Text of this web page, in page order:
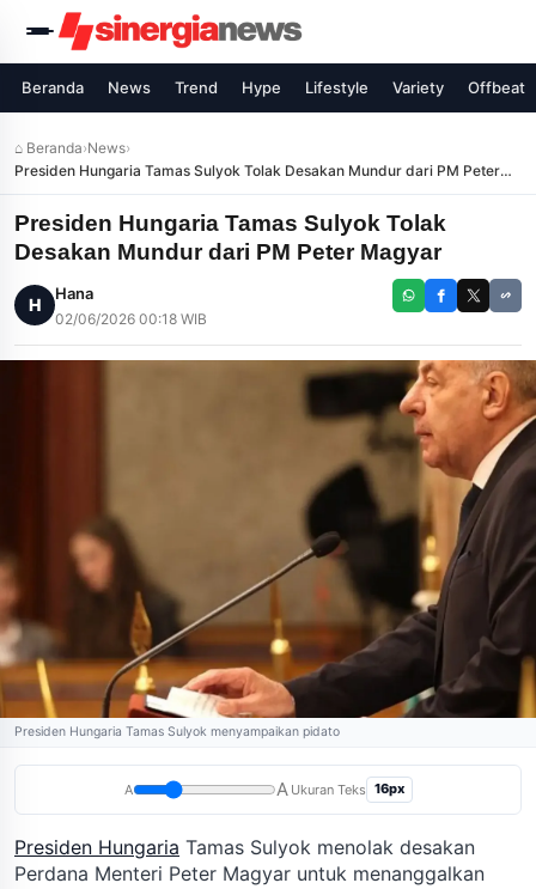
Beranda News Trend Hype Lifestyle Variety Offbeat
⌂ Beranda›News›
Presiden Hungaria Tamas Sulyok Tolak Desakan Mundur dari PM Peter
Magyar
Presiden Hungaria Tamas Sulyok Tolak
Desakan Mundur dari PM Peter Magyar
H
Hana
02/06/2026 00:18 WIB
Presiden Hungaria Tamas Sulyok menyampaikan pidato
A A Ukuran Teks 16px
Presiden Hungaria Tamas Sulyok menolak desakan
Perdana Menteri Peter Magyar untuk menanggalkan